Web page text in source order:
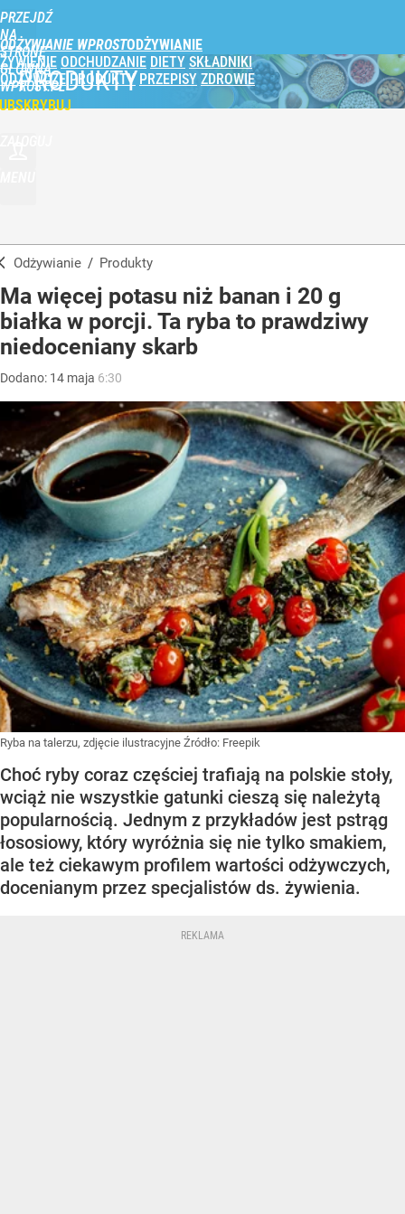
PRZEJDŹ
NA
STRONĘ
GŁÓWNĄ
WPROST.PL
ODŻYWIANIE WPROST
ŻYWIENIE ODCHUDZANIE DIETY SKŁADNIKI
ODŻYWCZE PRODUKTY PRZEPISY ZDROWIE
PRODUKTY
Odżywianie / Produkty
Ma więcej potasu niż banan i 20 g
białka w porcji. Ta ryba to prawdziwy
niedoceniany skarb
Dodano: 14 maja 6:30
Ryba na talerzu, zdjęcie ilustracyjne Źródło: Freepik
Choć ryby coraz częściej trafiają na polskie stoły,
wciąż nie wszystkie gatunki cieszą się należytą
popularnością. Jednym z przykładów jest pstrąg
łososiowy, który wyróżnia się nie tylko smakiem,
ale też ciekawym profilem wartości odżywczych,
docenianym przez specjalistów ds. żywienia.